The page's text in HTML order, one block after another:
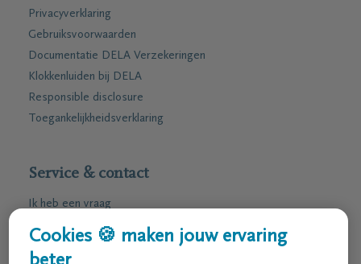
Privacyverklaring
Gebruiksvoorwaarden
Documentatie DELA Verzekeringen
Klokkenluiden bij DELA
Responsible disclosure
Toegankelijkheidsverklaring
Service & contact
Ik heb een vraag
Ik wens een afspraak
Ik wens een brochure per post
Cookies 🍪 maken jouw ervaring